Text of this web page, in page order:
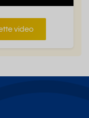
video